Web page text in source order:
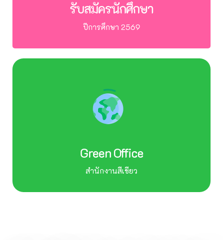
รับสมัครนักศึกษา
ปีการศึกษา 2569
Green Office
สำนักงานสีเขียว